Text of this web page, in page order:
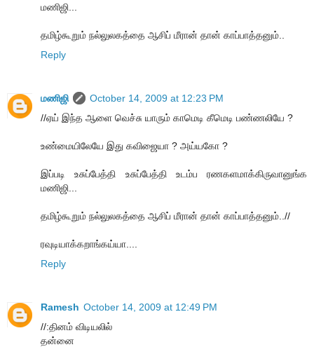
மணிஜி...
தமிழ்கூறும் நல்லுலகத்தை ஆசிப் மீரான் தான் காப்பாத்தனும்..
Reply
மணிஜி
October 14, 2009 at 12:23 PM
//ஏய் இந்த ஆளை வெச்சு யாரும் காமெடி கீமெடி பண்ணலியே ?
உண்மையிலேயே இது கவிஜையா ? அய்யகோ ?
இப்படி உசுப்பேத்தி உசுப்பேத்தி உடம்ப ரணகளமாக்கிருவானுங்க
மணிஜி...
தமிழ்கூறும் நல்லுலகத்தை ஆசிப் மீரான் தான் காப்பாத்தனும்..//
ரவுடியாக்கறாங்கய்யா....
Reply
Ramesh October 14, 2009 at 12:49 PM
//:தினம் விடியலில்
தன்னை